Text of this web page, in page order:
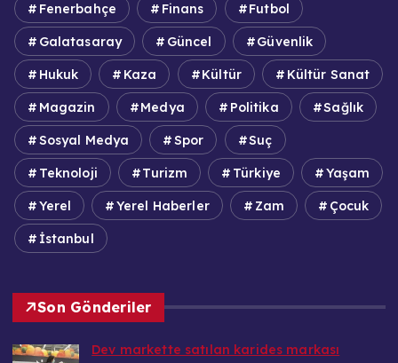
Fenerbahçe Finans Futbol
Galatasaray Güncel Güvenlik
Hukuk Kaza Kültür Kültür Sanat
Magazin Medya Politika Sağlık
Sosyal Medya Spor Suç
Teknoloji Turizm Türkiye Yaşam
Yerel Yerel Haberler Zam Çocuk
İstanbul
Son Gönderiler
Dev markette satılan karides markası